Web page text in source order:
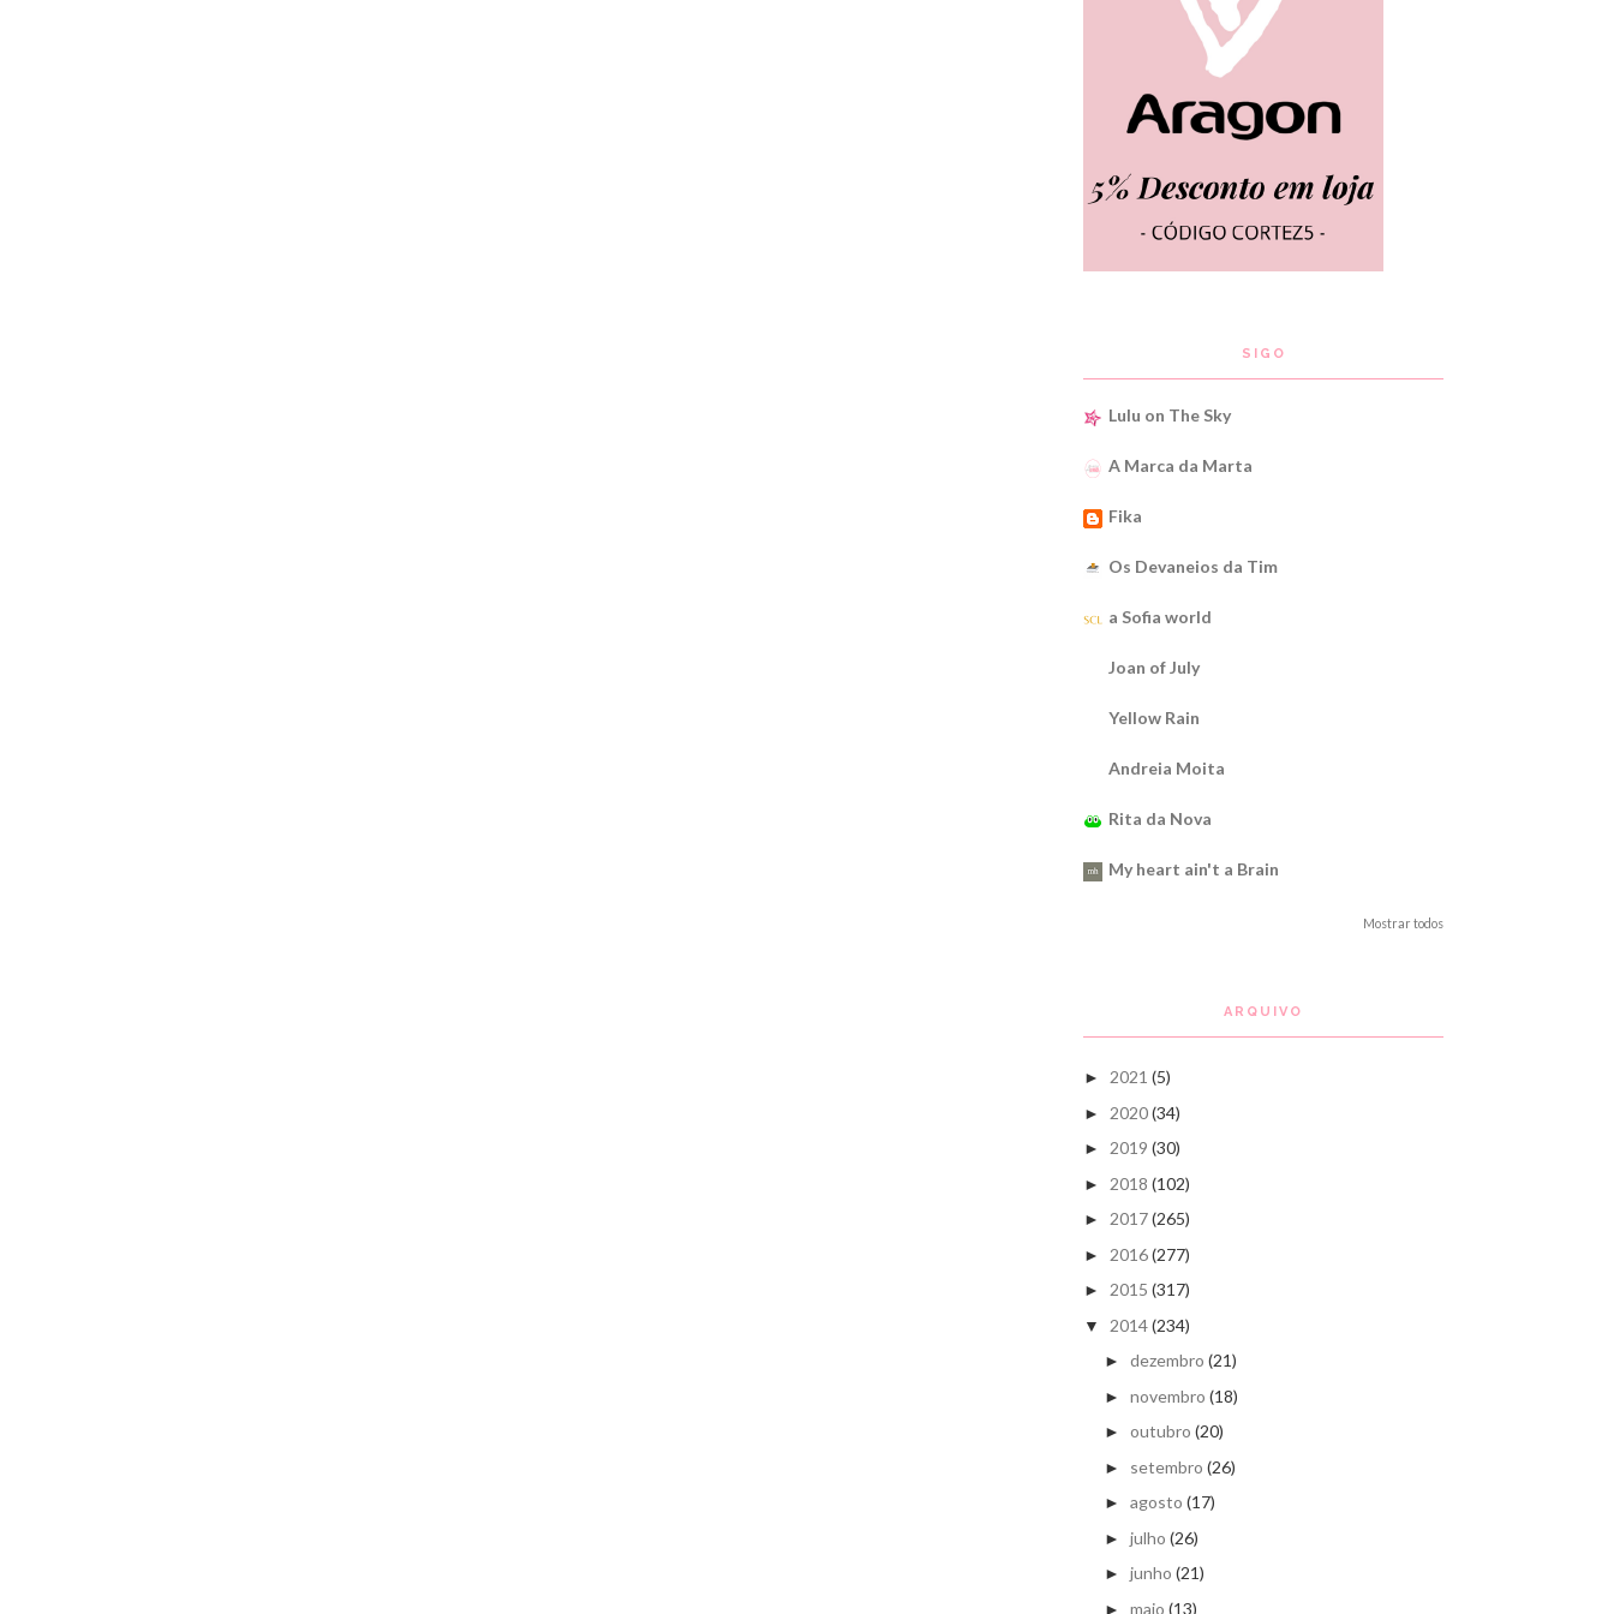
SIGO
Lulu on The Sky
A Marca da Marta
Fika
Os Devaneios da Tim
a Sofia world
Joan of July
Yellow Rain
Andreia Moita
Rita da Nova
My heart ain't a Brain
Mostrar todos
ARQUIVO
► 2021 (5)
► 2020(34)
► 2019 (30)
► 2018 (102)
► 2017(265)
► 2016(277)
► 2015 (317)
▼ 2014(234)
► dezembro (21)
► novembro (18)
► outubro (20)
► setembro (26)
► agosto (17)
► julho (26)
► junho (21)
► maio (13)